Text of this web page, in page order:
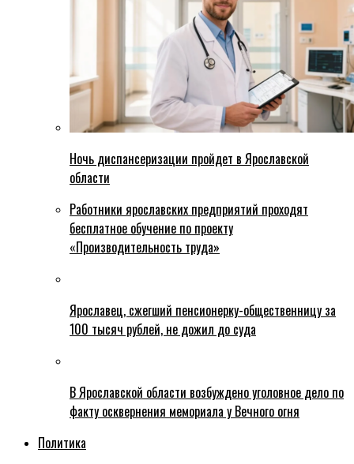
Ночь диспансеризации пройдет в Ярославской
области
Работники ярославских предприятий проходят
бесплатное обучение по проекту
«Производительность труда»
Ярославец, сжегший пенсионерку-общественницу за
100 тысяч рублей, не дожил до суда
В Ярославской области возбуждено уголовное дело по
факту осквернения мемориала у Вечного огня
Политика